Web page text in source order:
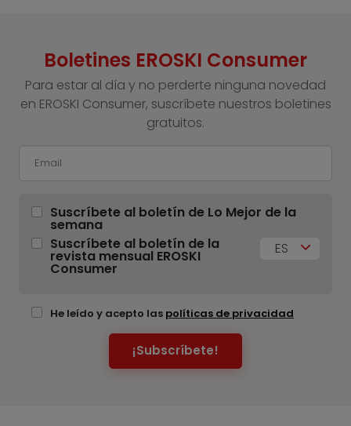
Boletines EROSKI Consumer
Para estar al día y no perderte ninguna novedad
en EROSKI Consumer, suscríbete nuestros boletines
gratuitos.
Suscríbete al boletín de Lo Mejor de la
semana
Suscríbete al boletín de la
revista mensual EROSKI
Consumer
ES
He leído y acepto las políticas de privacidad
¡Subscríbete!